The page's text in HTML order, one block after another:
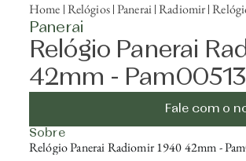
Home Relógios Panerai Radiomir
Panerai
Relógio Panerai
42mm - Pam00513
Fale com o
Sobre
Relógio Panerai Radiomir 1940 42mm -